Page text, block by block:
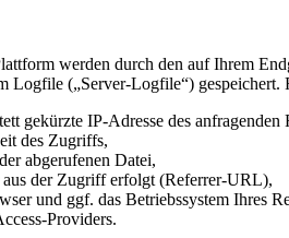
werden durch den auf Ihrem
Logfile („Server-Logfile“)
gekürzte IP-Adresse des anfragenden
des Zugriffs,
abgerufenen Datei,
aus der Zugriff erfolgt (Referrer-URL),
und ggf. das Betriebssystem Ihres
Providers.